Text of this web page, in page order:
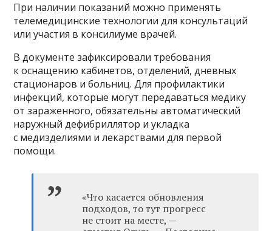
При наличии показаний можно применять
телемедицинские технологии для консультаций
или участия в консилиуме врачей.
В документе зафиксировали требования
к оснащению кабинетов, отделений, дневных
стационаров и больниц. Для профилактики
инфекций, которые могут передаваться медику
от зараженного, обязательны автоматический
наружный дефибриллятор и укладка
с медизделиями и лекарствами для первой
помощи.
«Что касается обновления
подходов, то тут прогресс
не стоит на месте, —